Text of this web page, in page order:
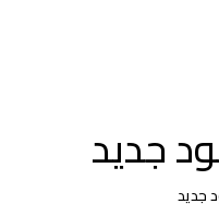
جديد
جديد